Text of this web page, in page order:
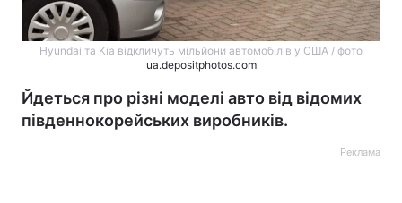
Hyundai та Kia відкличуть мільйони автомобілів у США / фото
ua.depositphotos.com
Йдеться про різні моделі авто від відомих
південнокорейських виробників.
Реклама